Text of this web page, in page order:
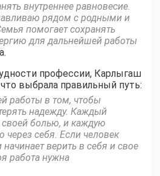
внутреннее равновесие.
рядом с родными и
помогает сохранять
для дальнейшей работы
профессии, Карлыгаш
выбрала правильный путь:
работы в том, чтобы
надежду. Каждый
своей болью, и каждую
через себя. Если человек
верить в себя и свое
работа нужна